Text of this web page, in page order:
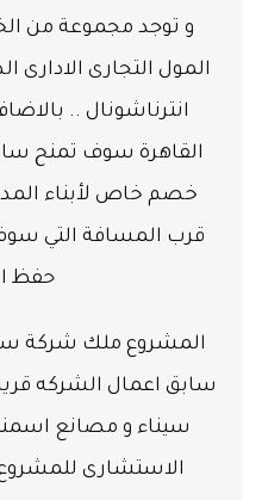
و توجد مجموعة من
المول التجارى
انترناشونال ..
القاهرة سوف تمنح
خصم خاص لأبناء
قرب المسافة التي
حفظ
المشروع ملك شركة
سابق اعمال الشركه
سيناء و مصانع
الاستشارى